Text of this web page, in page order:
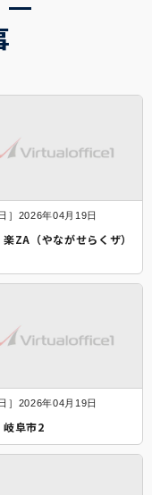
］2026年04月19日
ZA（やながせらくザ）
］2026年04月19日
岐阜市2